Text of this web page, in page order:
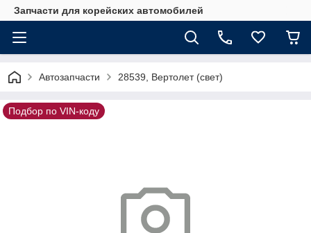
Запчасти для корейских автомобилей
Автозапчасти 28539, Вертолет (свет)
Подбор по VIN-коду